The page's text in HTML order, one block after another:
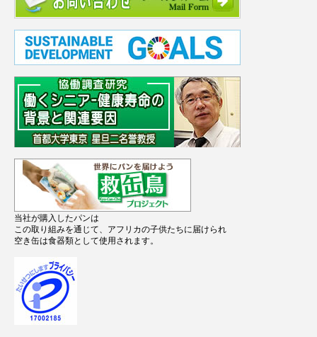
当社が購入したパンは
この取り組みを通じて、アフリカの子供たちに届けられ
空き缶は食器類として使用されます。